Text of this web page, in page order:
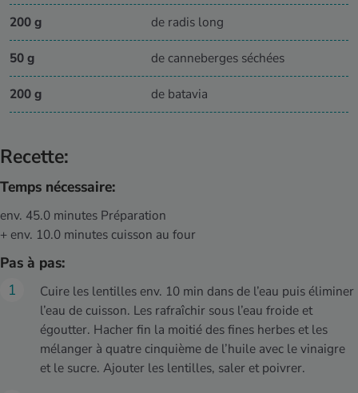
200 g de radis long
50 g de canneberges séchées
200 g de batavia
Recette:
Temps nécessaire:
env. 45.0 minutes Préparation
+ env. 10.0 minutes cuisson au four
Pas à pas:
Cuire les lentilles env. 10 min dans de l’eau puis éliminer
l’eau de cuisson. Les rafraîchir sous l’eau froide et
égoutter. Hacher fin la moitié des fines herbes et les
mélanger à quatre cinquième de l’huile avec le vinaigre
et le sucre. Ajouter les lentilles, saler et poivrer.